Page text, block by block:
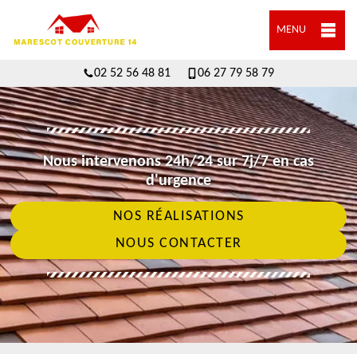
MENU
02 52 56 48 81 06 27 79 58 79
Nous intervenons 24h/24 sur 7j/7 en cas
d'urgence
NOS RÉALISATIONS
NOUS CONTACTER